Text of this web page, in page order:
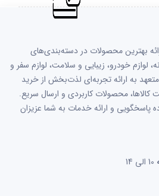
بهترین محصولات در دسته‌بندی‌های
لوازم خودرو، زیبایی و سلامت، لوازم سفر و
به ارائه تجربه‌ای لذت‌بخش از خرید
کالاها، محصولات کاربردی و ارسال سریع.
پاسخگویی و ارائه خدمات به شما عزیزان